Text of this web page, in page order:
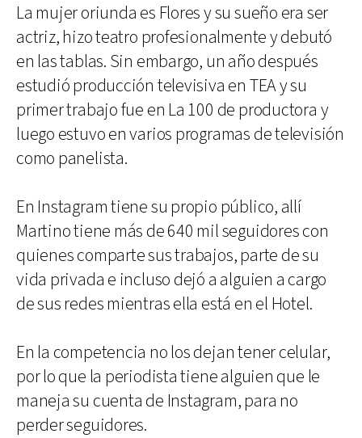
La mujer oriunda es Flores y su sueño era ser
actriz, hizo teatro profesionalmente y debutó
en las tablas. Sin embargo, un año después
estudió producción televisiva en TEA y su
primer trabajo fue en La 100 de productora y
luego estuvo en varios programas de televisión
como panelista.
En Instagram tiene su propio público, allí
Martino tiene más de 640 mil seguidores con
quienes comparte sus trabajos, parte de su
vida privada e incluso dejó a alguien a cargo
de sus redes mientras ella está en el Hotel.
En la competencia no los dejan tener celular,
por lo que la periodista tiene alguien que le
maneja su cuenta de Instagram, para no
perder seguidores.